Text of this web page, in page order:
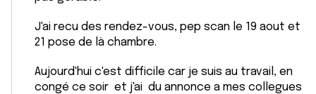
J'ai recu des rendez-vous, pep scan le 19 aout et
21 pose de là chambre.
Aujourd'hui c'est difficile car je suis au travail, en
congé ce soir et j'ai du annonce a mes collegues